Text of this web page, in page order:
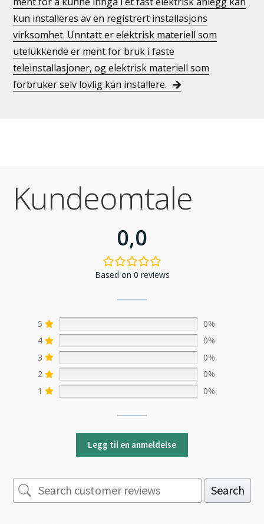
kun installeres av en registrert installasjons
virksomhet. Unntatt er elektrisk materiell som
utelukkende er ment for bruk i faste
teleinstallasjoner, og elektrisk materiell som
forbruker selv lovlig kan installere.
Kundeomtale
0,0
Based on 0 reviews
5
0%
4
0%
3
0%
2
0%
1
0%
Legg til en anmeldelse
Search